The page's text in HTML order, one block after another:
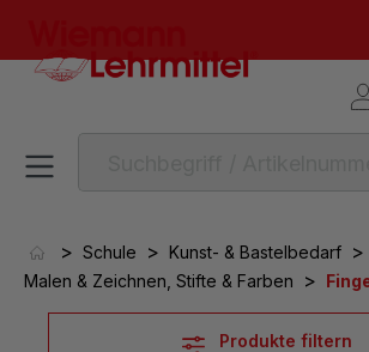
> Schule > Kunst- & Bastelbedarf >
Malen & Zeichnen, Stifte & Farben >
Produkte filtern